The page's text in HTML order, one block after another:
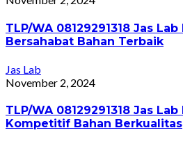
TLP/WA 08129291318 Jas
Bersahabat Bahan Terbaik
Jas Lab
November 2, 2024
TLP/WA 08129291318 Jas
Kompetitif Bahan Berkualitas